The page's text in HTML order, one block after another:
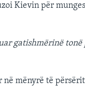
Kievin për
gatishmërinë tonë
mënyrë të